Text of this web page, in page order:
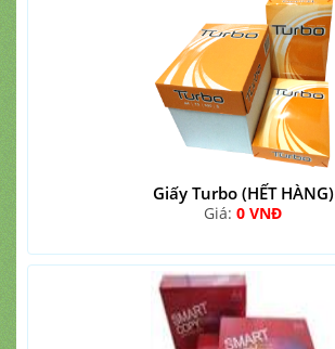
Giấy Turbo (HẾT HÀNG)
Giá: 0 VNĐ